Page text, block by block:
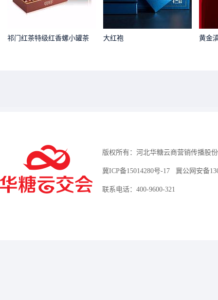
祁门红茶特级红香螺小罐茶 大红袍 黄金
版权所有：河北华糖云商营销传播股
冀ICP备15014280号-17 冀公网安备
联系电话：400-9600-321